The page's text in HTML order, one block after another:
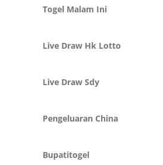
Togel Malam Ini
Live Draw Hk Lotto
Live Draw Sdy
Pengeluaran China
Bupatitogel